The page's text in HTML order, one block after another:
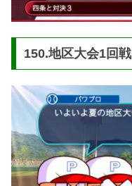
150.地区大会1回戦